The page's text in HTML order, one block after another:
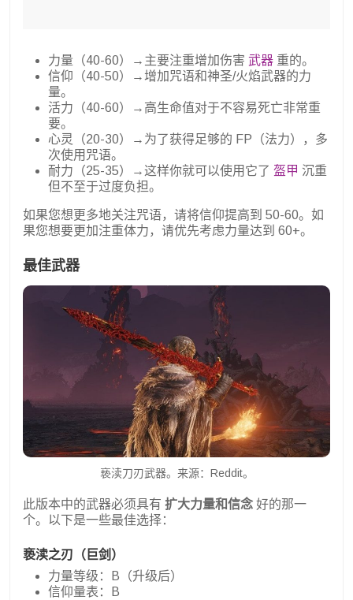
力量（40-60）→主要注重增加伤害 武器 重的。
信仰（40-50）→增加咒语和神圣/火焰武器的力
量。
活力（40-60）→高生命值对于不容易死亡非常重
要。
心灵（20-30）→为了获得足够的 FP（法力），多
次使用咒语。
耐力（25-35）→这样你就可以使用它了 盔甲 沉重
但不至于过度负担。
如果您想更多地关注咒语，请将信仰提高到 50-60。如
果您想要更加注重体力，请优先考虑力量达到 60+。
最佳武器
亵渎刀刃武器。来源：Reddit。
此版本中的武器必须具有 扩大力量和信念 好的那一
个。以下是一些最佳选择：
亵渎之刃（巨剑）
力量等级：B（升级后）
信仰量表：B